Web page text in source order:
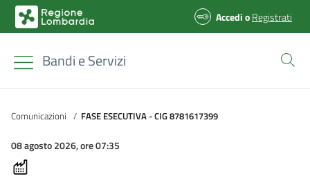
AccedioRegistrati
Bandi e Servizi
Comunicazioni / FASE ESECUTIVA - CIG 8781617399
08 agosto 2026, ore 07:35